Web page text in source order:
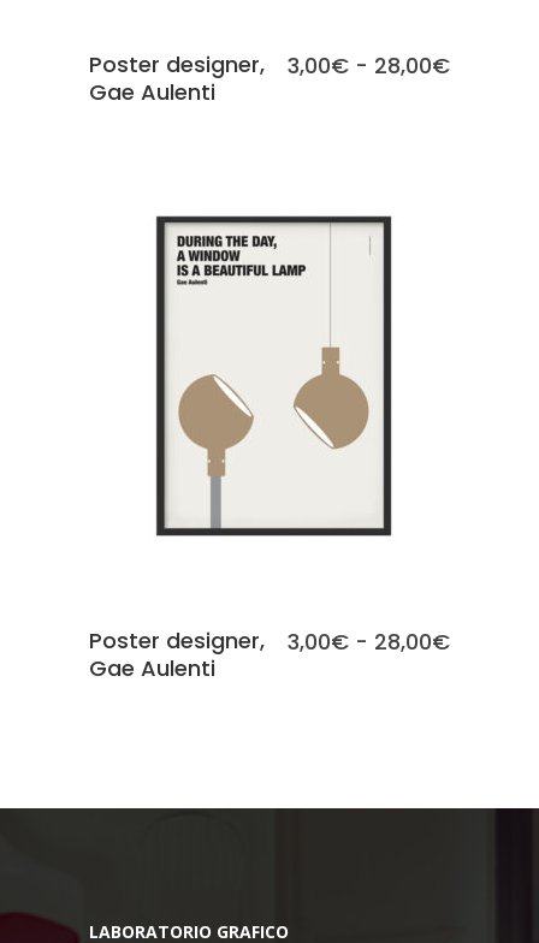
Poster designer,
Gae Aulenti
3,00€ - 28,00€Fascia
Poster designer,
Gae Aulenti
3,00€ - 28,00€Fascia
LABORATORIO GRAFICO